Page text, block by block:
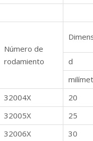
Número de
rodamiento
d
32004X
20
32005X
25
32006X
30